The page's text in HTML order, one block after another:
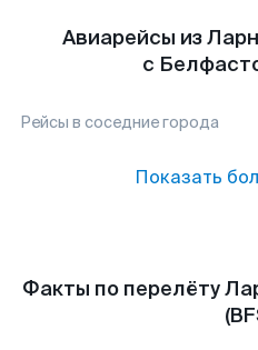
Авиарейсы из
с
Рейсы в соседние города
Показать
Факты по перелёту